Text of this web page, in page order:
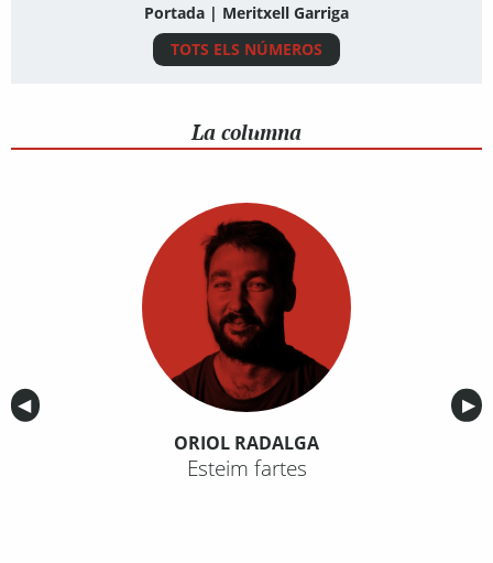
Portada | Meritxell Garriga
TOTS ELS NÚMEROS
La columna
Anterior
◀︎ ▶︎
ORIOL RADALGA
Esteim fartes